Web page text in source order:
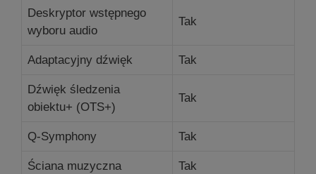
Deskryptor wstępnego
wyboru audio
Tak
Adaptacyjny dźwięk Tak
Dźwięk śledzenia
obiektu+ (OTS+)
Tak
Q-Symphony Tak
Ściana muzyczna Tak